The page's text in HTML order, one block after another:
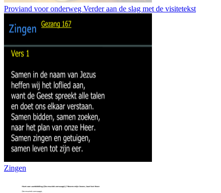
Proviand voor onderweg Verder aan de slag met de visitetekst
Zingen